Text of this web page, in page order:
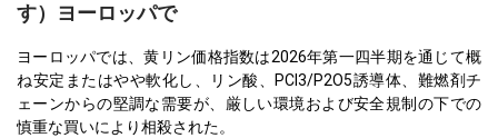
す）ヨーロッパで
ヨーロッパでは、黄リン価格指数は2026年第一四半期を通じて概
ね安定またはやや軟化し、リン酸、PCl3/P2O5誘導体、難燃剤チ
ェーンからの堅調な需要が、厳しい環境および安全規制の下での
慎重な買いにより相殺された。